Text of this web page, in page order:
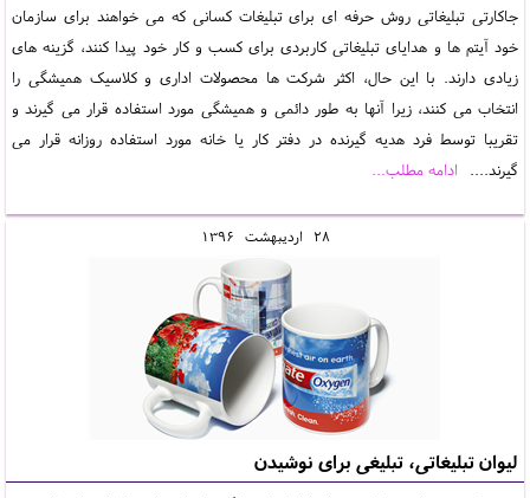
جاکارتی تبلیغاتی روش حرفه ای برای تبلیغات کسانی که می خواهند برای سازمان
خود آیتم ها و هدایای تبلیغاتی کاربردی برای کسب و کار خود پیدا کنند، گزینه های
زیادی دارند. با این حال، اکثر شرکت ها محصولات اداری و کلاسیک همیشگی را
انتخاب می کنند، زیرا آنها به طور دائمی و همیشگی مورد استفاده قرار می گیرند و
تقریبا توسط فرد هدیه گیرنده در دفتر کار یا خانه مورد استفاده روزانه قرار می
گیرند.... ادامه مطلب...
28 ارديبهشت 1396
لیوان تبلیغاتی، تبلیغی برای نوشیدن